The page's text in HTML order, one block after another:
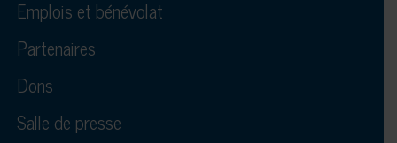
Emplois et bénévolat
Partenaires
Dons
Salle de presse